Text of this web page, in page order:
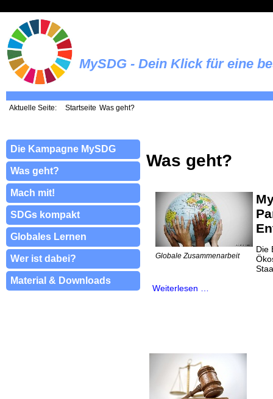
MySDG - Dein Klick für eine
Aktuelle Seite: Startseite Was geht?
Die Kampagne MySDG
Was geht?
Mach mit!
SDGs kompakt
Globales Lernen
Wer ist dabei?
Material & Downloads
Was geht?
Globale Zusammenarbeit
Die
Weiterlesen …